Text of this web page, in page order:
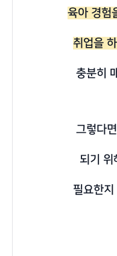
육아 경험
취업을
충분히
그렇다
되기 위
필요한